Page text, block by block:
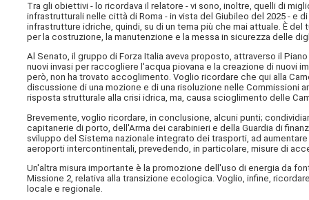
Tra gli obiettivi - lo ricordava il relatore - vi sono, inoltre, quelli di
infrastrutturali nelle città di Roma - in vista del Giubileo del 2025 - e
infrastrutture idriche, quindi, su di un tema più che mai attuale. È
per la costruzione, la manutenzione e la messa in sicurezza delle
Al Senato, il gruppo di Forza Italia aveva proposto, attraverso il
nuovi invasi per raccogliere l'acqua piovana e la creazione di
però, non ha trovato accoglimento. Voglio ricordare che qui alla
discussione di una mozione e di una risoluzione nelle Commissioni
risposta strutturale alla crisi idrica, ma, causa scioglimento delle
Brevemente, voglio ricordare, in conclusione, alcuni punti;
capitanerie di porto, dell'Arma dei carabinieri e della Guardia di
sviluppo del Sistema nazionale integrato dei trasporti, ad
aeroporti intercontinentali, prevedendo, in particolare, misure di
Un'altra misura importante è la promozione dell'uso di energia da
Missione 2, relativa alla transizione ecologica. Voglio, infine,
locale e regionale.